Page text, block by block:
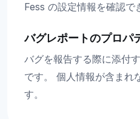
Fess の設定情報を確認で
バグレポートのプロパ
バグを報告する際に添付
です。 個人情報が含まれ
す。